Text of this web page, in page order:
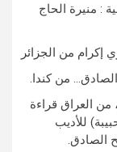
: منيرة الحاج
إكرام من الجزائر
من كندا.
من العراق قراءة
للأديب
الصادق.